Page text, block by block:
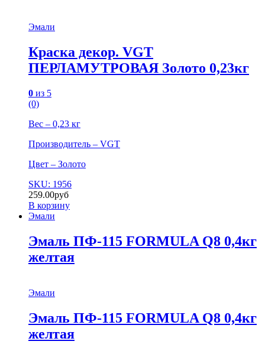
Эмали
Краска декор. VGT
ПЕРЛАМУТРОВАЯ Золото 0,23кг
0 из 5
(0)
Вес – 0,23 кг
Производитель – VGT
Цвет – Золото
SKU: 1956
259.00руб
В корзину
Эмали
Эмаль ПФ-115 FORMULA Q8 0,4кг
желтая
Эмали
Эмаль ПФ-115 FORMULA Q8 0,4кг
желтая